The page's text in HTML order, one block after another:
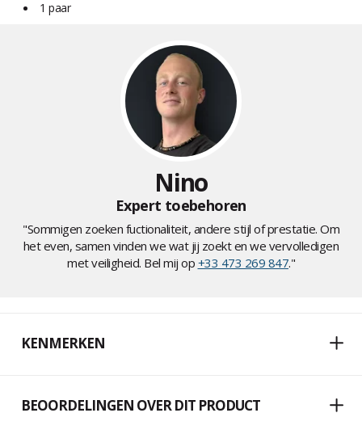
1 paar
Nino
Expert toebehoren
"Sommigen zoeken fuctionaliteit, andere stijl of prestatie. Om
het even, samen vinden we wat jij zoekt en we vervolledigen
met veiligheid. Bel mij op +33 473 269 847."
KENMERKEN
BEOORDELINGEN OVER DIT PRODUCT